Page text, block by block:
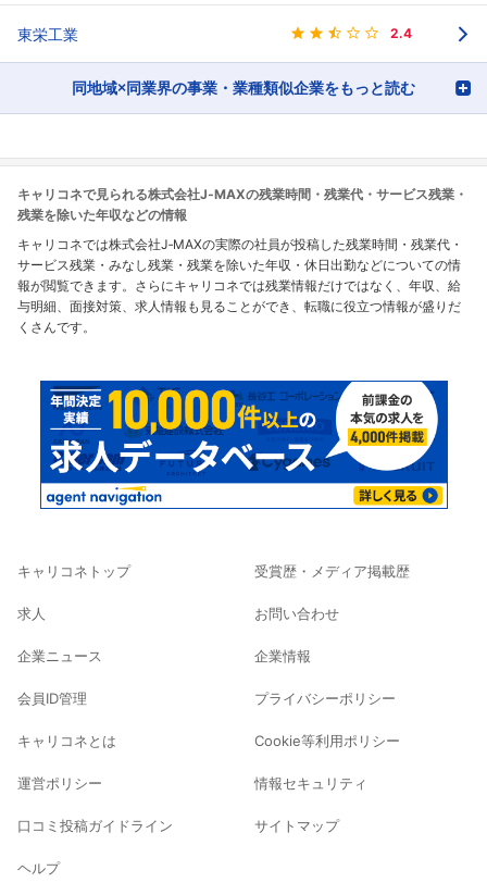
東栄工業 2.4
同地域×同業界の事業・業種類似企業をもっと読む
キャリコネで見られる株式会社J‐MAXの残業時間・残業代・サービス残業・
残業を除いた年収などの情報
キャリコネでは株式会社J‐MAXの実際の社員が投稿した残業時間・残業代・
サービス残業・みなし残業・残業を除いた年収・休日出勤などについての情
報が閲覧できます。さらにキャリコネでは残業情報だけではなく、年収、給
与明細、面接対策、求人情報も見ることができ、転職に役立つ情報が盛りだ
くさんです。
キャリコネトップ
求人
企業ニュース
会員ID管理
キャリコネとは
運営ポリシー
口コミ投稿ガイドライン
ヘルプ
受賞歴・メディア掲載歴
お問い合わせ
企業情報
プライバシーポリシー
Cookie等利用ポリシー
情報セキュリティ
サイトマップ